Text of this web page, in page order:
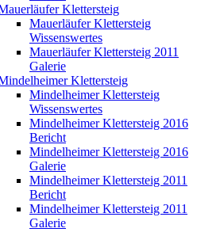
Klettersteig
Mauerläufer Klettersteig
Wissenswertes
Mauerläufer Klettersteig 2011
Galerie
Klettersteig
Mindelheimer Klettersteig
Wissenswertes
Mindelheimer Klettersteig 2016
Bericht
Mindelheimer Klettersteig 2016
Galerie
Mindelheimer Klettersteig 2011
Bericht
Mindelheimer Klettersteig 2011
Galerie